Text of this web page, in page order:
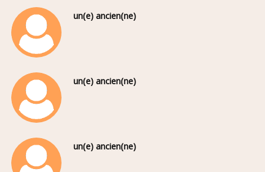
un(e) ancien(ne)
un(e) ancien(ne)
un(e) ancien(ne)